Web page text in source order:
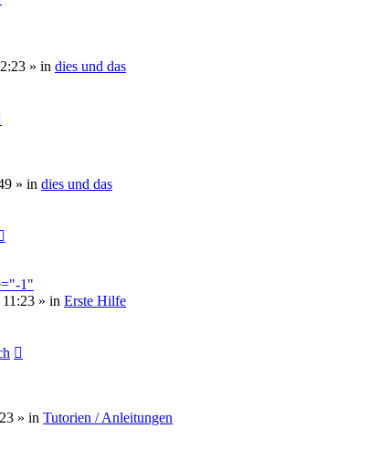
» in dies und das
» in dies und das
1"
» in Erste Hilfe
» in Tutorien / Anleitungen